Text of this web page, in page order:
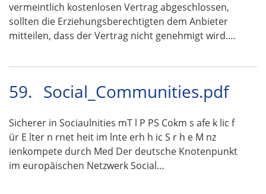
vermeintlich kostenlosen Vertrag abgeschlossen,
sollten die Erziehungsberechtigten dem Anbieter
mitteilen, dass der Vertrag nicht genehmigt wird.…
59. Social_Communities.pdf
Sicherer in Sociaulnities mT l P PS Cokm s afe k lic f
ür E lter n rnet heit im lnte erh h ic S r h e M nz
ienkompete durch Med Der deutsche Knotenpunkt
im europäischen Netzwerk Social…